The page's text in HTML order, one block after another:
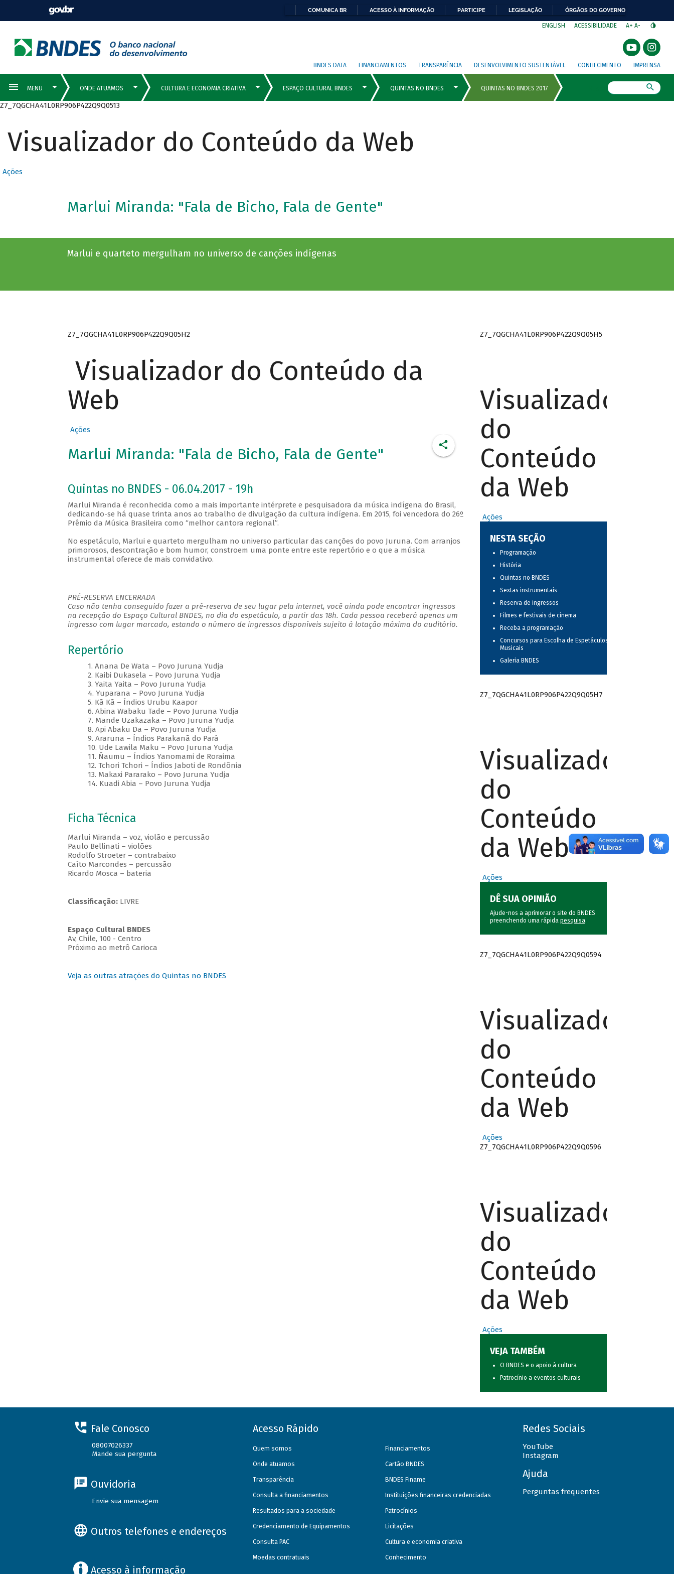
COMUNICA BR ACESSO À INFORMAÇÃO PARTICIPE LEGISLAÇÃO ÓRGÃOS DO GOVERNO
ENGLISH ACESSIBILIDADE A+ A-
BNDES DATA FINANCIAMENTOS TRANSPARÊNCIA DESENVOLVIMENTO SUSTENTÁVEL CONHECIMENTO IMPRENSA
Z7_7QGCHA41L0RP906P422Q9Q0513
Visualizador do Conteúdo da Web
Ações
Marlui Miranda: "Fala de Bicho, Fala de Gente"
Marlui e quarteto mergulham no universo de canções indígenas
Z7_7QGCHA41L0RP906P422Q9Q05H2
Visualizador do Conteúdo da
Web
Ações
Marlui Miranda: "Fala de Bicho, Fala de Gente"
Quintas no BNDES - 06.04.2017 - 19h
Marlui Miranda é reconhecida como a mais importante intérprete e pesquisadora da música indígena do Brasil,
dedicando-se há quase trinta anos ao trabalho de divulgação da cultura indígena. Em 2015, foi vencedora do 26º
Prêmio da Música Brasileira como “melhor cantora regional”.
No espetáculo, Marlui e quarteto mergulham no universo particular das canções do povo Juruna. Com arranjos
primorosos, descontração e bom humor, constroem uma ponte entre este repertório e o que a música
instrumental oferece de mais convidativo.
PRÉ-RESERVA ENCERRADA
Caso não tenha conseguido fazer a pré-reserva de seu lugar pela internet, você ainda pode encontrar ingressos
na recepção do Espaço Cultural BNDES, no dia do espetáculo, a partir das 18h. Cada pessoa receberá apenas um
ingresso com lugar marcado, estando o número de ingressos disponíveis sujeito à lotação máxima do auditório.
Repertório
1. Anana De Wata – Povo Juruna Yudja
2. Kaibi Dukasela – Povo Juruna Yudja
3. Yaita Yaita – Povo Juruna Yudja
4. Yuparana – Povo Juruna Yudja
5. Kã Kã – Índios Urubu Kaapor
6. Abina Wabaku Tade – Povo Juruna Yudja
7. Mande Uzakazaka – Povo Juruna Yudja
8. Api Abaku Da – Povo Juruna Yudja
9. Araruna – Índios Parakanã do Pará
10. Ude Lawila Maku – Povo Juruna Yudja
11. Ñaumu – Índios Yanomami de Roraima
12. Tchori Tchori – Índios Jaboti de Rondônia
13. Makaxi Pararako – Povo Juruna Yudja
14. Kuadi Abia – Povo Juruna Yudja
Ficha Técnica
Marlui Miranda – voz, violão e percussão
Paulo Bellinati – violões
Rodolfo Stroeter – contrabaixo
Caíto Marcondes – percussão
Ricardo Mosca – bateria
Classificação: LIVRE
Espaço Cultural BNDES
Av, Chile, 100 - Centro
Próximo ao metrô Carioca
Veja as outras atrações do Quintas no BNDES
Z7_7QGCHA41L0RP906P422Q9Q05H5
Visualizador
do
Conteúdo
da Web
Ações
NESTA SEÇÃO
Programação
História
Quintas no BNDES
Sextas instrumentais
Reserva de ingressos
Filmes e festivais de cinema
Receba a programação
Concursos para Escolha de Espetáculos
Musicais
Galeria BNDES
Z7_7QGCHA41L0RP906P422Q9Q05H7
Visualizador
do
Conteúdo
da Web
Ações
DÊ SUA OPINIÃO
Ajude-nos a aprimorar o site do BNDES
preenchendo uma rápida pesquisa.
Z7_7QGCHA41L0RP906P422Q9Q0594
Visualizador
do
Conteúdo
da Web
Ações
Z7_7QGCHA41L0RP906P422Q9Q0596
Visualizador
do
Conteúdo
da Web
Ações
VEJA TAMBÉM
O BNDES e o apoio à cultura
Patrocínio a eventos culturais
Fale Conosco
08007026337
Mande sua pergunta
Ouvidoria
Envie sua mensagem
Outros telefones e endereços
Acesso à informação
Acesso Rápido
Quem somos
Onde atuamos
Transparência
Consulta a financiamentos
Resultados para a sociedade
Credenciamento de Equipamentos
Consulta PAC
Moedas contratuais
Financiamentos
Cartão BNDES
BNDES Finame
Instituições financeiras credenciadas
Patrocínios
Licitações
Cultura e economia criativa
Conhecimento
Redes Sociais
YouTube
Instagram
Ajuda
Perguntas frequentes